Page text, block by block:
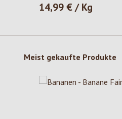
Regulärer Preis:
14,99 € / Kg
Produktgalerie überspringen
Meist gekaufte Produkte